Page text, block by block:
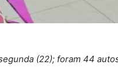
(22); foram 44